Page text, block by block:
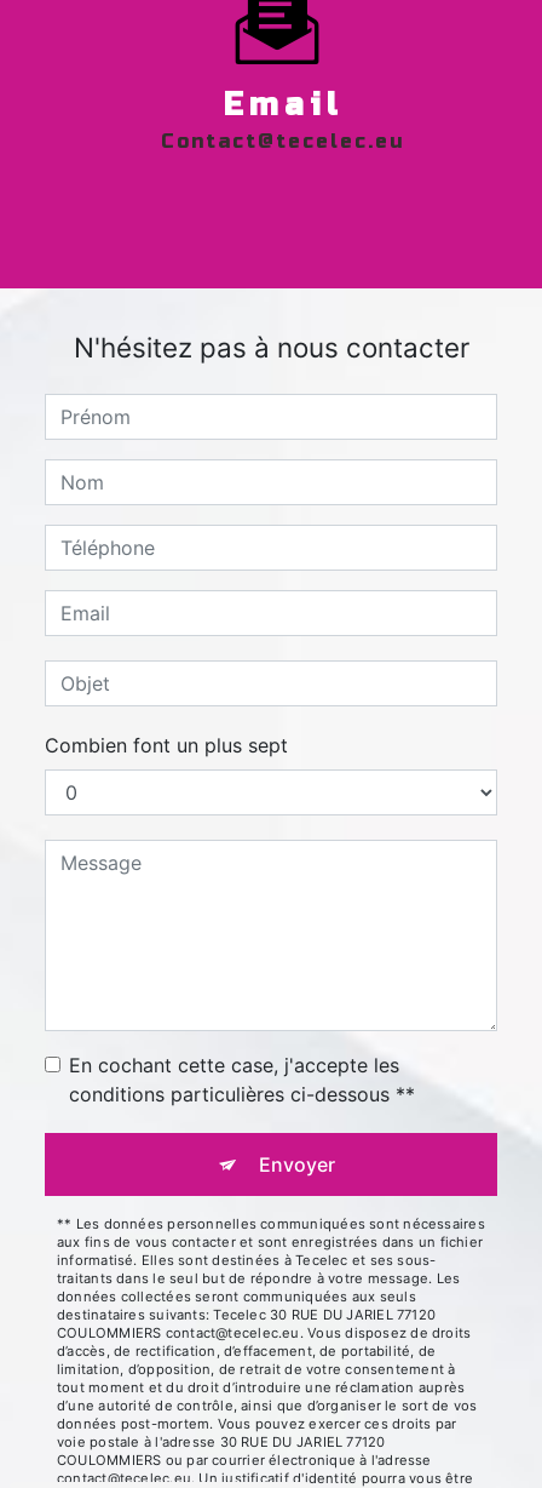
Email
contact@tecelec.eu
N'hésitez pas à nous contacter
Combien font un plus sept
En cochant cette case, j'accepte les
conditions particulières ci-dessous **
Envoyer
** Les données personnelles communiquées sont nécessaires
aux fins de vous contacter et sont enregistrées dans un fichier
informatisé. Elles sont destinées à Tecelec et ses sous-
traitants dans le seul but de répondre à votre message. Les
données collectées seront communiquées aux seuls
destinataires suivants: Tecelec 30 RUE DU JARIEL 77120
COULOMMIERS contact@tecelec.eu. Vous disposez de droits
d’accès, de rectification, d’effacement, de portabilité, de
limitation, d’opposition, de retrait de votre consentement à
tout moment et du droit d’introduire une réclamation auprès
d’une autorité de contrôle, ainsi que d’organiser le sort de vos
données post-mortem. Vous pouvez exercer ces droits par
voie postale à l'adresse 30 RUE DU JARIEL 77120
COULOMMIERS ou par courrier électronique à l'adresse
contact@tecelec.eu. Un justificatif d'identité pourra vous être